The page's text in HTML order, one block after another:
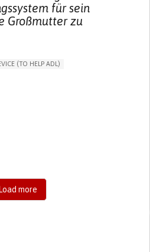
für sein
Großmutter zu
(TO HELP ADL)
Load more